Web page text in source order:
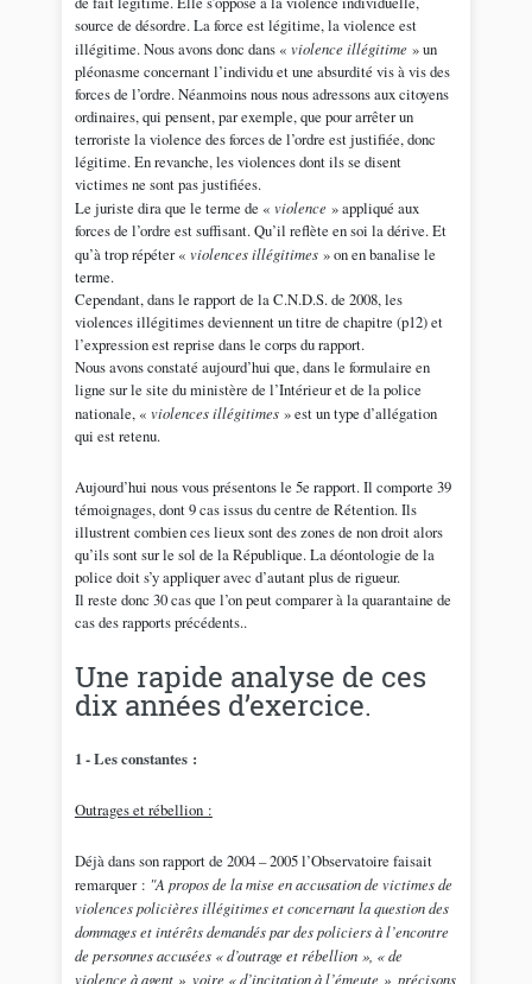
source de désordre. La force est légitime, la violence est
illégitime. Nous avons donc dans « violence illégitime» un
pléonasme concernant l’individu et une absurdité vis à vis des
forces de l’ordre. Néanmoins nous nous adressons aux citoyens
ordinaires, qui pensent, par exemple, que pour arrêter un
terroriste la violence des forces de l’ordre est justifiée, donc
légitime. En revanche, les violences dont ils se disent
victimes ne sont pas justifiées.
Le juriste dira que le terme de « violence» appliqué aux
forces de l’ordre est suffisant. Qu’il reflète en soi la dérive. Et
qu’à trop répéter « violences illégitimes» on en banalise le
terme.
Cependant, dans le rapport de la C.N.D.S. de 2008, les
violences illégitimes deviennent un titre de chapitre (p12) et
l’expression est reprise dans le corps du rapport.
Nous avons constaté aujourd’hui que, dans le formulaire en
ligne sur le site du ministère de l’Intérieur et de la police
nationale, « violences illégitimes» est un type d’allégation
qui est retenu.
Aujourd’hui nous vous présentons le 5e rapport. Il comporte 39
témoignages, dont 9 cas issus du centre de Rétention. Ils
illustrent combien ces lieux sont des zones de non droit alors
qu’ils sont sur le sol de la République. La déontologie de la
police doit s’y appliquer avec d’autant plus de rigueur.
Il reste donc 30 cas que l’on peut comparer à la quarantaine de
cas des rapports précédents..
Une rapide analyse de ces
dix années d’exercice.
1 - Les constantes :
Outrages et rébellion :
Déjà dans son rapport de 2004 – 2005 l’Observatoire faisait
remarquer : "A propos de la mise en accusation de victimes de
violences policières illégitimes et concernant la question des
dommages et intérêts demandés par des policiers à l’encontre
de personnes accusées « d’outrage et rébellion », « de
violence à agent », voire « d’incitation à l’émeute », précisons